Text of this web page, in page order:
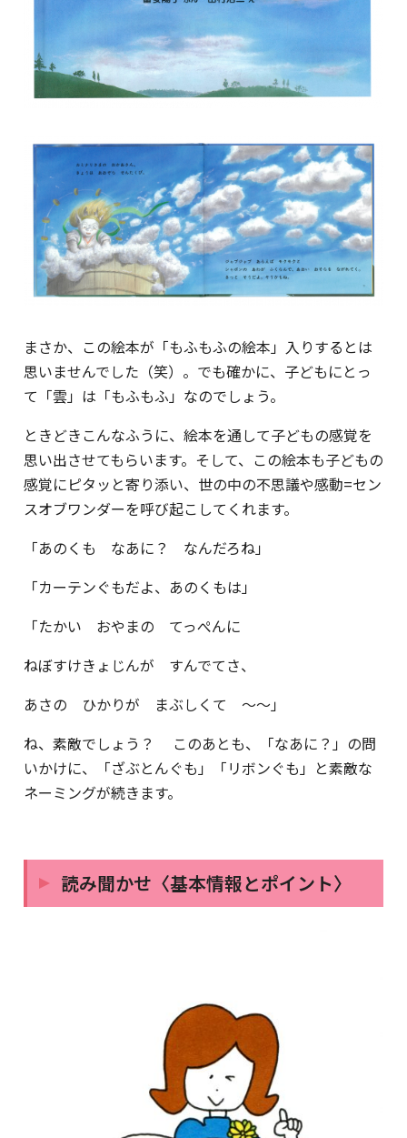
まさか、この絵本が「もふもふの絵本」入りするとは
思いませんでした（笑）。でも確かに、子どもにとっ
て「雲」は「もふもふ」なのでしょう。
ときどきこんなふうに、絵本を通して子どもの感覚を
思い出させてもらいます。そして、この絵本も子どもの
感覚にピタッと寄り添い、世の中の不思議や感動=セン
スオブワンダーを呼び起こしてくれます。
「あのくも なあに？ なんだろね」
「カーテンぐもだよ、あのくもは」
「たかい おやまの てっぺんに
ねぼすけきょじんが すんでてさ、
あさの ひかりが まぶしくて ～～」
ね、素敵でしょう？ このあとも、「なあに？」の問
いかけに、「ざぶとんぐも」「リボンぐも」と素敵な
ネーミングが続きます。
読み聞かせ〈基本情報とポイント〉